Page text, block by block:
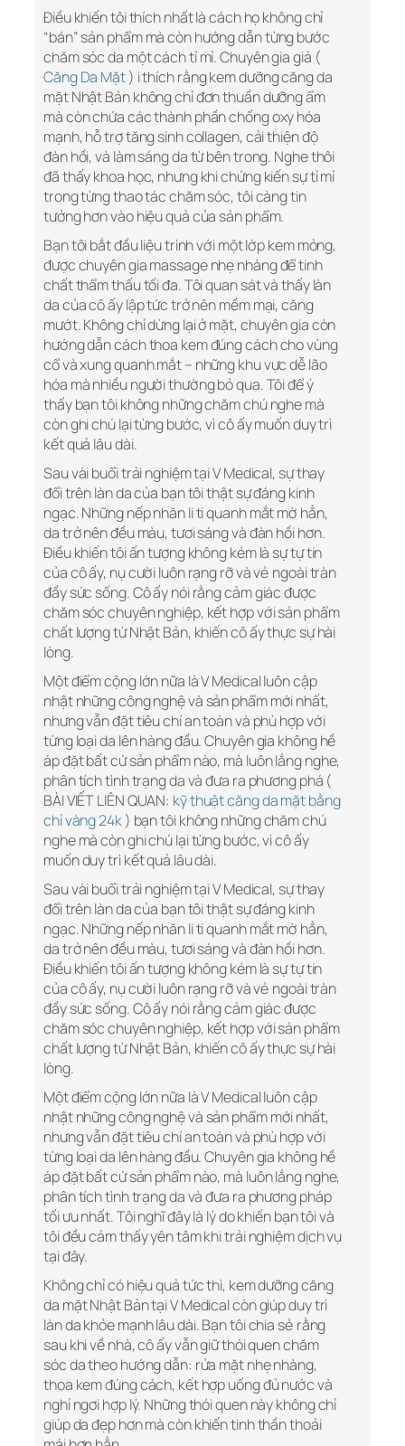
Điều khiến tôi thích nhất là cách họ không chỉ
“bán” sản phẩm mà còn hướng dẫn từng bước
chăm sóc da một cách tỉ mỉ. Chuyên gia giả (
Căng Da Mặt) i thích rằng kem dưỡng căng da
mặt Nhật Bản không chỉ đơn thuần dưỡng ẩm
mà còn chứa các thành phần chống oxy hóa
mạnh, hỗ trợ tăng sinh collagen, cải thiện độ
đàn hồi, và làm sáng da từ bên trong. Nghe thôi
đã thấy khoa học, nhưng khi chứng kiến sự tỉ mỉ
trong từng thao tác chăm sóc, tôi càng tin
tưởng hơn vào hiệu quả của sản phẩm.
Bạn tôi bắt đầu liệu trình với một lớp kem mỏng,
được chuyên gia massage nhẹ nhàng để tinh
chất thẩm thấu tối đa. Tôi quan sát và thấy làn
da của cô ấy lập tức trở nên mềm mại, căng
mướt. Không chỉ dừng lại ở mặt, chuyên gia còn
hướng dẫn cách thoa kem đúng cách cho vùng
cổ và xung quanh mắt – những khu vực dễ lão
hóa mà nhiều người thường bỏ qua. Tôi để ý
thấy bạn tôi không những chăm chú nghe mà
còn ghi chú lại từng bước, vì cô ấy muốn duy trì
kết quả lâu dài.
Sau vài buổi trải nghiệm tại V Medical, sự thay
đổi trên làn da của bạn tôi thật sự đáng kinh
ngạc. Những nếp nhăn li ti quanh mắt mờ hẳn,
da trở nên đều màu, tươi sáng và đàn hồi hơn.
Điều khiến tôi ấn tượng không kém là sự tự tin
của cô ấy, nụ cười luôn rạng rỡ và vẻ ngoài tràn
đầy sức sống. Cô ấy nói rằng cảm giác được
chăm sóc chuyên nghiệp, kết hợp với sản phẩm
chất lượng từ Nhật Bản, khiến cô ấy thực sự hài
lòng.
Một điểm cộng lớn nữa là V Medical luôn cập
nhật những công nghệ và sản phẩm mới nhất,
nhưng vẫn đặt tiêu chí an toàn và phù hợp với
từng loại da lên hàng đầu. Chuyên gia không hề
áp đặt bất cứ sản phẩm nào, mà luôn lắng nghe,
phân tích tình trạng da và đưa ra phương phá (
BÀI VIẾT LIÊN QUAN: kỹ thuật căng da mặt bằng
chỉ vàng 24k) bạn tôi không những chăm chú
nghe mà còn ghi chú lại từng bước, vì cô ấy
muốn duy trì kết quả lâu dài.
Sau vài buổi trải nghiệm tại V Medical, sự thay
đổi trên làn da của bạn tôi thật sự đáng kinh
ngạc. Những nếp nhăn li ti quanh mắt mờ hẳn,
da trở nên đều màu, tươi sáng và đàn hồi hơn.
Điều khiến tôi ấn tượng không kém là sự tự tin
của cô ấy, nụ cười luôn rạng rỡ và vẻ ngoài tràn
đầy sức sống. Cô ấy nói rằng cảm giác được
chăm sóc chuyên nghiệp, kết hợp với sản phẩm
chất lượng từ Nhật Bản, khiến cô ấy thực sự hài
lòng.
Một điểm cộng lớn nữa là V Medical luôn cập
nhật những công nghệ và sản phẩm mới nhất,
nhưng vẫn đặt tiêu chí an toàn và phù hợp với
từng loại da lên hàng đầu. Chuyên gia không hề
áp đặt bất cứ sản phẩm nào, mà luôn lắng nghe,
phân tích tình trạng da và đưa ra phương pháp
tối ưu nhất. Tôi nghĩ đây là lý do khiến bạn tôi và
tôi đều cảm thấy yên tâm khi trải nghiệm dịch vụ
tại đây.
Không chỉ có hiệu quả tức thì, kem dưỡng căng
da mặt Nhật Bản tại V Medical còn giúp duy trì
làn da khỏe mạnh lâu dài. Bạn tôi chia sẻ rằng
sau khi về nhà, cô ấy vẫn giữ thói quen chăm
sóc da theo hướng dẫn: rửa mặt nhẹ nhàng,
thoa kem đúng cách, kết hợp uống đủ nước và
nghỉ ngơi hợp lý. Những thói quen này không chỉ
giúp da đẹp hơn mà còn khiến tinh thần thoải